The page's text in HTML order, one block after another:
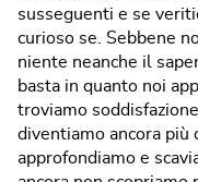
susseguenti e se
curioso se. Sebbene
niente neanche il
basta in quanto noi
troviamo
diventiamo ancora più
approfondiamo e